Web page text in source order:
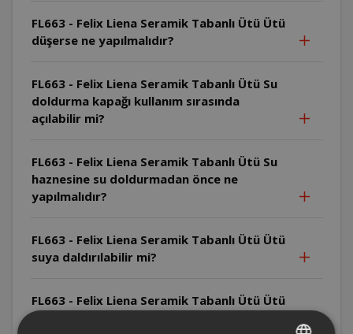
FL663 - Felix Liena Seramik Tabanlı Ütü Ütü
düşerse ne yapılmalıdır?
FL663 - Felix Liena Seramik Tabanlı Ütü Su
doldurma kapağı kullanım sırasında
açılabilir mi?
FL663 - Felix Liena Seramik Tabanlı Ütü Su
haznesine su doldurmadan önce ne
yapılmalıdır?
FL663 - Felix Liena Seramik Tabanlı Ütü Ütü
suya daldırılabilir mi?
FL663 - Felix Liena Seramik Tabanlı Ütü Ütü
sıcak yüzeylere temas edebilir mi?